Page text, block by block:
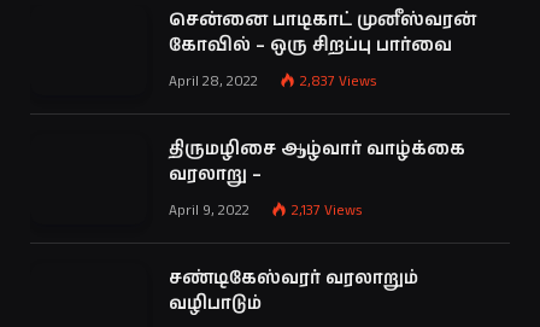
சென்னை பாடிகாட் முனீஸ்வரன்
கோவில் – ஒரு சிறப்பு பார்வை
April 28, 2022 2,837 Views
திருமழிசை ஆழ்வார் வாழ்க்கை
வரலாறு –
April 9, 2022 2,137 Views
சண்டிகேஸ்வரர் வரலாறும்
வழிபாடும்